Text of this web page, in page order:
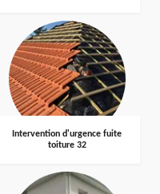
Intervention d'urgence fuite
toiture 32